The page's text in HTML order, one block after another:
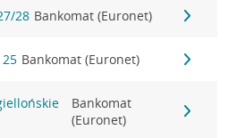
28 Bankomat (Euronet)
25 Bankomat (Euronet)
Bankomat
(Euronet)